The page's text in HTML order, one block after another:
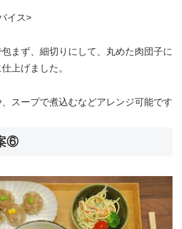
イス>
まず、細切りにして、丸めた肉団子に
上げました。
スープで煮込むなどアレンジ可能です
⑥